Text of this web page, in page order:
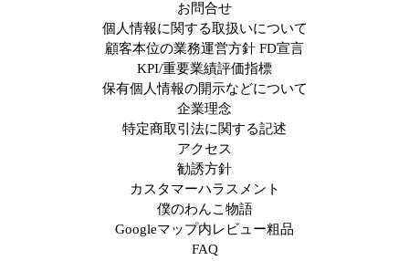
お問合せ
個人情報に関する取扱いについて
顧客本位の業務運営方針 FD宣言
KPI/重要業績評価指標
保有個人情報の開示などについて
企業理念
特定商取引法に関する記述
アクセス
勧誘方針
カスタマーハラスメント
僕のわんこ物語
Googleマップ内レビュー粗品
FAQ